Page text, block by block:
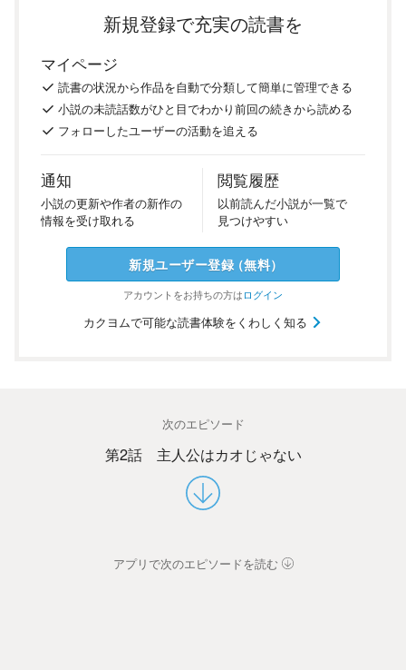
新規登録で充実の読書を
マイページ
読書の状況から作品を自動で分類して簡単に管理できる
小説の未読話数がひと目でわかり前回の続きから読める
フォローしたユーザーの活動を追える
通知
小説の更新や作者の新作の
情報を受け取れる
閲覧履歴
以前読んだ小説が一覧で
見つけやすい
新規ユーザー登録（無料）
アカウントをお持ちの方はログイン
カクヨムで可能な読書体験をくわしく知る
次のエピソード
第2話 主人公はカオじゃない
アプリで次のエピソードを読む